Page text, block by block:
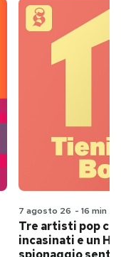
7 agosto 26 - 16 min
Tre artisti pop
incasinati e un